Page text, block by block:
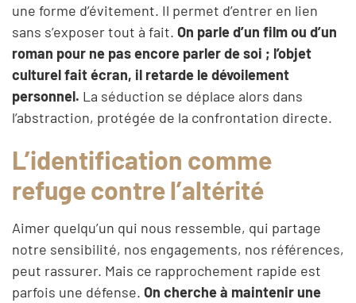
une forme d’évitement. Il permet d’entrer en lien
sans s’exposer tout à fait. On parle d’un film ou d’un
roman pour ne pas encore parler de soi ; l’objet
culturel fait écran, il retarde le dévoilement
personnel. La séduction se déplace alors dans
l’abstraction, protégée de la confrontation directe.
L’identification comme
refuge contre l’altérité
Aimer quelqu’un qui nous ressemble, qui partage
notre sensibilité, nos engagements, nos références,
peut rassurer. Mais ce rapprochement rapide est
parfois une défense. On cherche à maintenir une